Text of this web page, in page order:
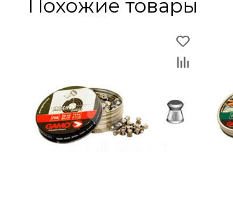
Похожие товары